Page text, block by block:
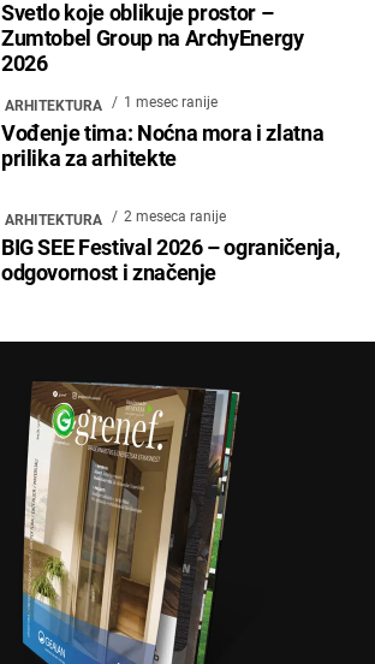
Svetlo koje oblikuje prostor –
Zumtobel Group na ArchyEnergy
2026
ARHITEKTURA 1 mesec ranije
Vođenje tima: Noćna mora i zlatna
prilika za arhitekte
ARHITEKTURA 2 meseca ranije
BIG SEE Festival 2026 – ograničenja,
odgovornost i značenje